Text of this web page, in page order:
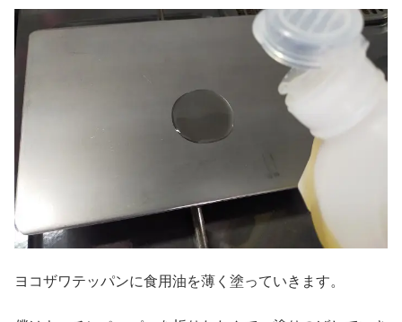
ヨコザワテッパンに食用油を薄く塗っていきます。